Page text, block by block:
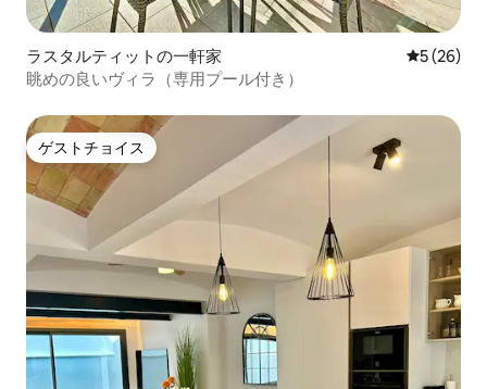
ラスタルティットの一軒家 レビュー
5 (26)
眺めの良いヴィラ（専用プール付き）
ゲストチョイス
ゲストチョイス